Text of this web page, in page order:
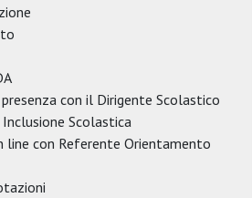
con il Dirigente Scolastico
Scolastica
con Referente Orientamento